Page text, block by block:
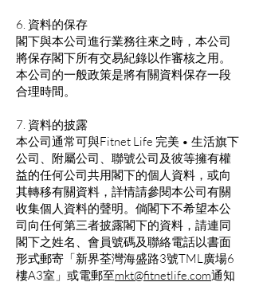
6. 資料的保存
閣下與本公司進行業務往來之時，本公司
將保存閣下所有交易紀錄以作審核之用。
本公司的一般政策是將有關資料保存一段
合理時間。
7. 資料的披露
本公司通常可與Fitnet Life 完美 • 生活旗下
公司、附屬公司、聯號公司及彼等擁有權
益的任何公司共用閣下的個人資料，或向
其轉移有關資料，詳情請參閱本公司有關
收集個人資料的聲明。倘閣下不希望本公
司向任何第三者披露閣下的資料，請連同
閣下之姓名、會員號碼及聯絡電話以書面
形式郵寄「新界荃灣海盛路3號TML廣場6
樓A3室」或電郵至mkt@fitnetlife.com通知